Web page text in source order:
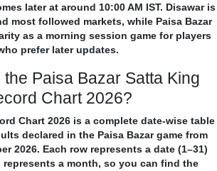
later at around 10:00 AM IST. Disawar is
most followed markets, while Paisa Bazar
as a morning session game for players
prefer later updates.
the Paisa Bazar Satta King
Chart 2026?
Chart 2026 is a complete date-wise table
declared in the Paisa Bazar game from
2026. Each row represents a date (1–31)
represents a month, so you can find the